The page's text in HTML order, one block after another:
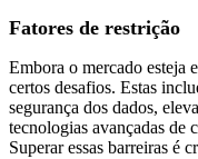
Fatores de restrição
Embora o mercado esteja
certos desafios. Estas
segurança dos dados,
tecnologias avançadas de
Superar essas barreiras é